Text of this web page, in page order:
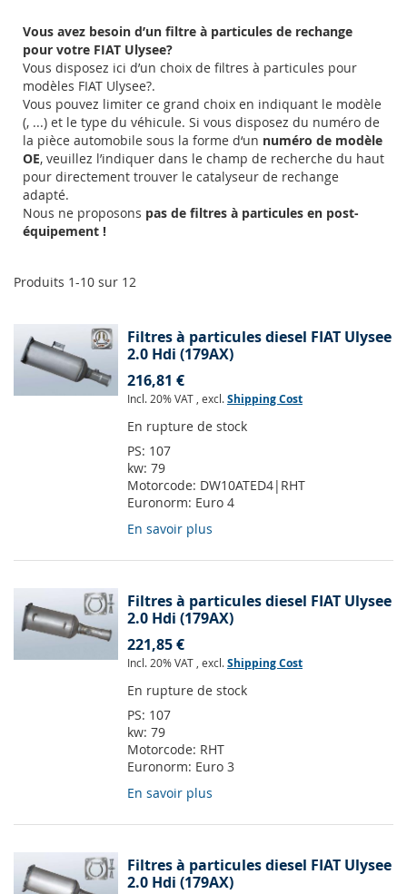
Vous avez besoin d’un filtre à particules de rechange
pour votre FIAT Ulysee?
Vous disposez ici d’un choix de filtres à particules pour
modèles FIAT Ulysee?.
Vous pouvez limiter ce grand choix en indiquant le modèle
(, ...) et le type du véhicule. Si vous disposez du numéro de
la pièce automobile sous la forme d‘un numéro de modèle
OE, veuillez l’indiquer dans le champ de recherche du haut
pour directement trouver le catalyseur de rechange
adapté.
Nous ne proposons pas de filtres à particules en post-
équipement !
Produits 1-10 sur 12
Filtres à particules diesel FIAT Ulysee
2.0 Hdi (179AX)
216,81 €
Incl. 20% VAT , excl.Shipping Cost
En rupture de stock
PS: 107
kw: 79
Motorcode: DW10ATED4|RHT
Euronorm: Euro 4
En savoir plus
Filtres à particules diesel FIAT Ulysee
2.0 Hdi (179AX)
221,85 €
Incl. 20% VAT , excl.Shipping Cost
En rupture de stock
PS: 107
kw: 79
Motorcode: RHT
Euronorm: Euro 3
En savoir plus
Filtres à particules diesel FIAT Ulysee
2.0 Hdi (179AX)